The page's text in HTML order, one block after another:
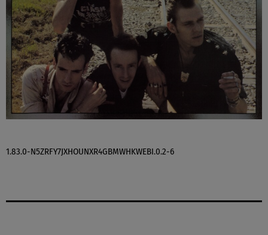
1.83.0-N5ZRFY7JXHOUNXR4GBMWHKWEBI.0.2-6